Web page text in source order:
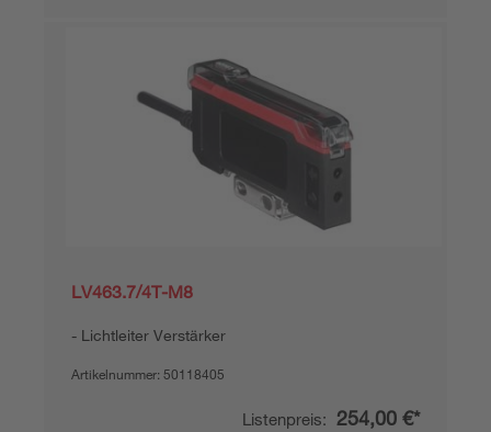
LV463.7/4T-M8
Lichtleiter Verstärker
Artikelnummer: 50118405
Listenpreis: 254,00 €*